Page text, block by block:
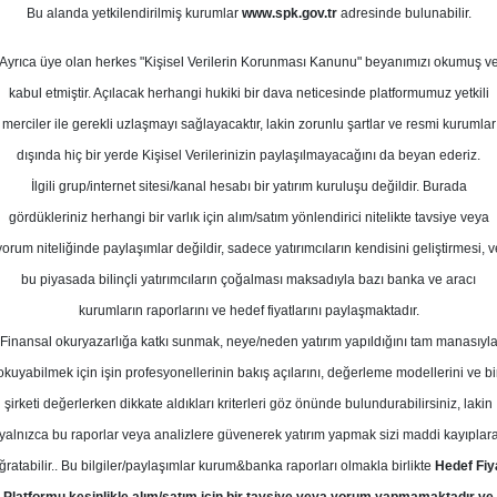
2026
Potansiyeli
Kurum Sayısı
11
8
Çarşamba, 20 Mayıs 2026
Yatırım Hedef Fiyat
- Migros için hedef fiyatını 750
tavsiyesini AL olarak korudu
Bu alanda yetkilendirilmiş kurumlar www.spk.gov.tradresinde bulunabilir.
Ayrıca üye olan herkes "Kişisel Verilerin Korunması Kanunu" beyanımızı okumuş ve
kabul etmiştir. Açılacak herhangi hukiki bir dava neticesinde platformumuz yetkili
merciler ile gerekli uzlaşmayı sağlayacaktır, lakin zorunlu şartlar ve resmi kurumlar
dışında hiç bir yerde Kişisel Verilerinizin paylaşılmayacağını da beyan ederiz.
İlgili grup/internet sitesi/kanal hesabı bir yatırım kuruluşu değildir. Burada
gördükleriniz herhangi bir varlık için alım/satım yönlendirici nitelikte tavsiye veya
niteliğinde paylaşımlar değildir, sadece yatırımcıların kendisini geliştirmesi,
bu piyasada bilinçli yatırımcıların çoğalması maksadıyla bazı banka ve aracı
kurumların raporlarını ve hedef fiyatlarını paylaşmaktadır.
Finansal okuryazarlığa katkı sunmak, neye/neden yatırım yapıldığını tam manasıyla
için işin profesyonellerinin bakış açılarını, değerleme modellerini ve
şirketi değerlerken dikkate aldıkları kriterleri göz önünde bulundurabilirsiniz, lakin
yalnızca bu raporlar veya analizlere güvenerek yatırım yapmak sizi maddi
Bu bilgiler/paylaşımlar kurum&banka raporları olmakla birlikte Hedef